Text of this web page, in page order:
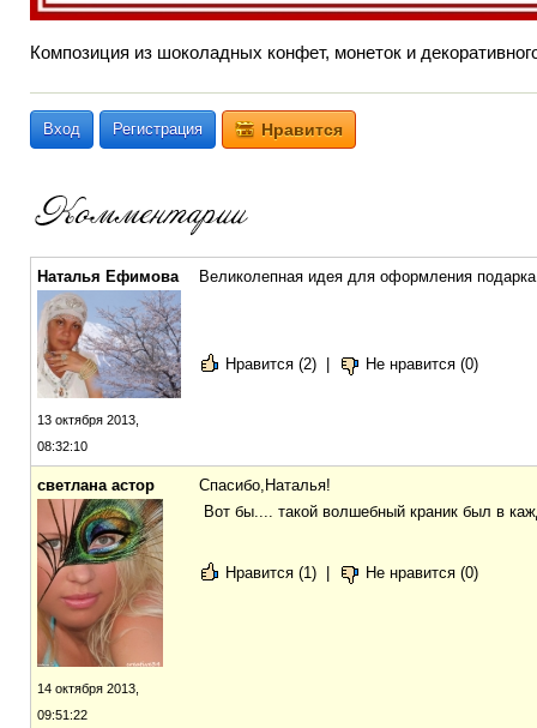
Композиция из шоколадных конфет, монеток и
Вход Регистрация Нравится
Наталья Ефимова
13 октября 2013,
08:32:10
Великолепная идея для оформления
Нравится (2) | Не нравится (0)
светлана астор
14 октября 2013,
09:51:22
Спасибо,Наталья!
Вот бы.... такой волшебный краник был в
Нравится (1) Не нравится (0)